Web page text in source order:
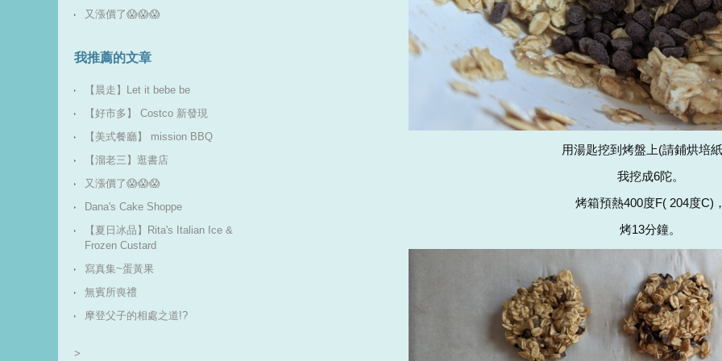
用湯匙挖到烤盤上(請鋪烘培
我挖成6陀。
烤箱預熱400度F( 204度C)
烤13分鐘。
又漲價了😱😱😱
我推薦的文章
【晨走】Let it bebe be
【好市多】 Costco 新發現
【美式餐廳】 mission BBQ
【溜老三】逛書店
又漲價了😱😱😱
Dana's Cake Shoppe
【夏日冰品】Rita's Italian Ice &
Frozen Custard
寫真集~蛋黃果
無賓所喪禮
摩登父子的相處之道!?
>